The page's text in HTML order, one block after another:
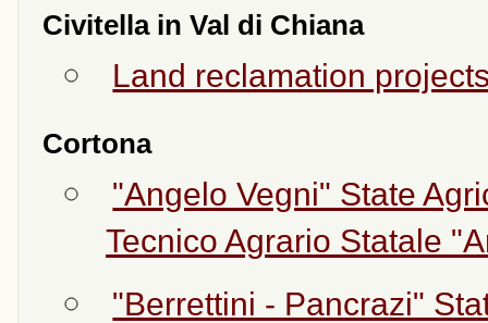
Civitella in Val di Chiana
Land reclamation
Cortona
"Angelo Vegni" State
Tecnico Agrario Statale
"Berrettini - Pancrazi"